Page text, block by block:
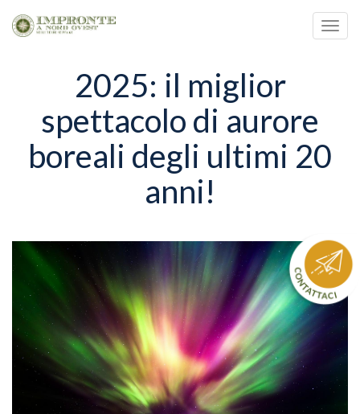
principale
2025: il miglior
spettacolo di aurore
boreali degli ultimi 20
anni!